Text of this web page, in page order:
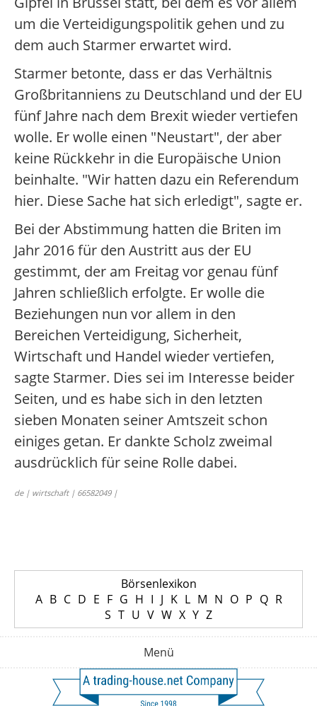
um die Verteidigungspolitik gehen und zu
dem auch Starmer erwartet wird.
Starmer betonte, dass er das Verhältnis
Großbritanniens zu Deutschland und der EU
fünf Jahre nach dem Brexit wieder vertiefen
wolle. Er wolle einen "Neustart", der aber
keine Rückkehr in die Europäische Union
beinhalte. "Wir hatten dazu ein Referendum
hier. Diese Sache hat sich erledigt", sagte er.
Bei der Abstimmung hatten die Briten im
Jahr 2016 für den Austritt aus der EU
gestimmt, der am Freitag vor genau fünf
Jahren schließlich erfolgte. Er wolle die
Beziehungen nun vor allem in den
Bereichen Verteidigung, Sicherheit,
Wirtschaft und Handel wieder vertiefen,
sagte Starmer. Dies sei im Interesse beider
Seiten, und es habe sich in den letzten
sieben Monaten seiner Amtszeit schon
einiges getan. Er dankte Scholz zweimal
ausdrücklich für seine Rolle dabei.
de | wirtschaft | 66582049 |
Börsenlexikon
A B C D E F G H I J K L M N O P Q R
S T U V W X Y Z
Menü